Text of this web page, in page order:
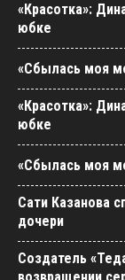
«Красотка»:
юбке
«Сбылась моя
«Красотка»:
юбке
«Сбылась моя
Сати Казанова
дочери
Создатель